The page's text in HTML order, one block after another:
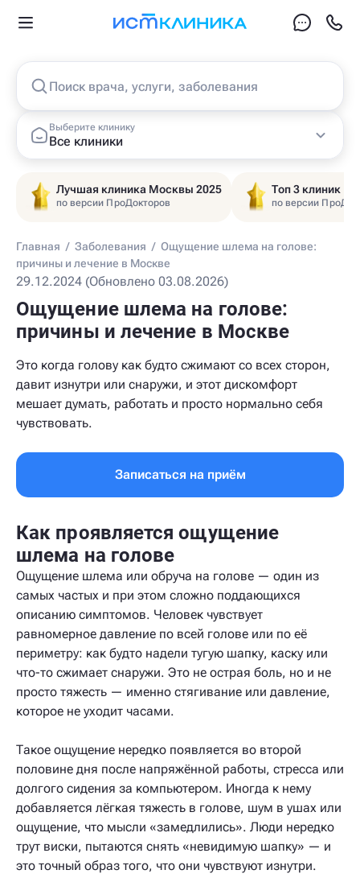
Поиск врача, услуги, заболевания
Выберите клинику
Все клиники
Лучшая клиника Москвы 2025
по версии ПроДокторов
Топ 3 клиник
по версии
Главная / Заболевания / Ощущение шлема на голове:
причины и лечение в Москве
29.12.2024 (Обновлено 03.08.2026)
Ощущение шлема на голове:
причины и лечение в Москве
Это когда голову как будто сжимают со всех сторон,
давит изнутри или снаружи, и этот дискомфорт
мешает думать, работать и просто нормально себя
чувствовать.
Записаться на приём
Как проявляется ощущение
шлема на голове
Ощущение шлема или обруча на голове — один из
самых частых и при этом сложно поддающихся
описанию симптомов. Человек чувствует
равномерное давление по всей голове или по её
периметру: как будто надели тугую шапку, каску или
что-то сжимает снаружи. Это не острая боль, но и не
просто тяжесть — именно стягивание или давление,
которое не уходит часами.
Такое ощущение нередко появляется во второй
половине дня после напряжённой работы, стресса или
долгого сидения за компьютером. Иногда к нему
добавляется лёгкая тяжесть в голове, шум в ушах или
ощущение, что мысли «замедлились». Люди нередко
трут виски, пытаются снять «невидимую шапку» — и
это точный образ того, что они чувствуют изнутри.